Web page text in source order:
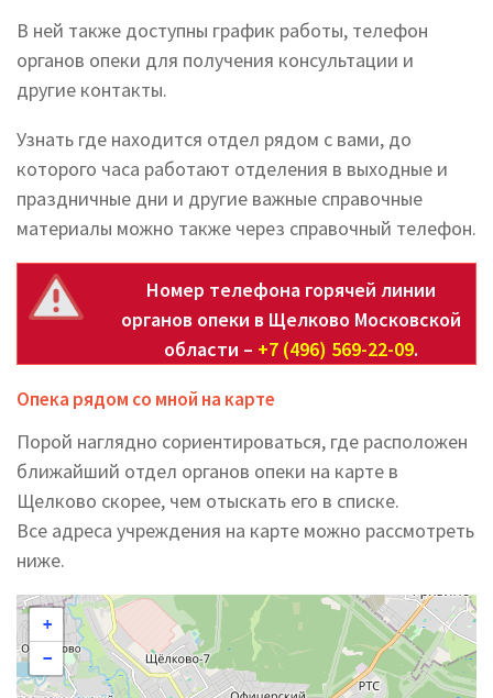
В ней также доступны график работы, телефон
органов опеки для получения консультации и
другие контакты.
Узнать где находится отдел рядом с вами, до
которого часа работают отделения в выходные и
праздничные дни и другие важные справочные
материалы можно также через справочный телефон.
Номер телефона горячей линии
органов опеки в Щелково Московской
области – +7 (496) 569-22-09.
Опека рядом со мной на карте
Порой наглядно сориентироваться, где расположен
ближайший отдел органов опеки на карте в
Щелково скорее, чем отыскать его в списке.
Все адреса учреждения на карте можно рассмотреть
ниже.
+
−